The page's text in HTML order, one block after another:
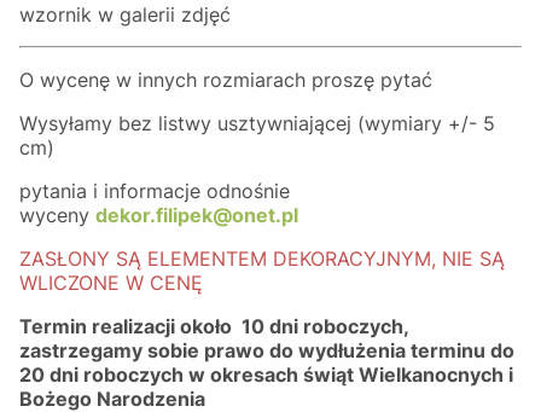
wzornik w galerii zdjęć
O wycenę w innych rozmiarach proszę pytać
Wysyłamy bez listwy usztywniającej (wymiary +/- 5
cm)
pytania i informacje odnośnie
wyceny dekor.filipek@onet.pl
ZASŁONY SĄ ELEMENTEM DEKORACYJNYM, NIE SĄ
WLICZONE W CENĘ
Termin realizacji około 10 dni roboczych,
zastrzegamy sobie prawo do wydłużenia terminu do
20 dni roboczych w okresach świąt Wielkanocnych i
Bożego Narodzenia